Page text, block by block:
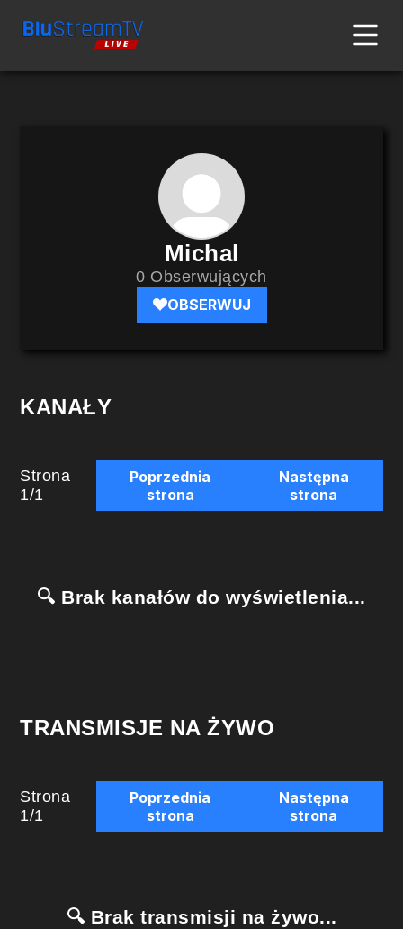
Michal
0 Obserwujących
OBSERWUJ
KANAŁY
Strona
1/1
Poprzednia
strona
Następna
strona
🔍 Brak kanałów do wyświetlenia...
TRANSMISJE NA ŻYWO
Strona
1/1
Poprzednia
strona
Następna
strona
🔍 Brak transmisji na żywo...